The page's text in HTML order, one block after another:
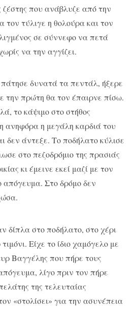
που ανάβλυζε από την
τύλιγε η θολούρα και τον
σε σύννεφο να πετά
να την αγγίζει.
δυνατά τα πεντάλ, ήξερε
την πρώτη θα τον έπαιρνε πίσω.
το κάψιμο στο στήθος
ανηφόρα η μεγάλη καρδιά του
δεν άντεξε. Το ποδήλατο κύλισε
στο πεζοδρόμιο της πρασιάς
κι έμεινε εκεί μαζί με τον
απόγευμα. Στο δρόμο δεν
δίπλα στο ποδήλατο, στο χέρι
Είχε το ίδιο χαμόγελο με
Βαγγέλης που πήρε τους
λίγο πριν τον πήρε
της τελευταίας
«στολίσει» για την ασυνέπεια